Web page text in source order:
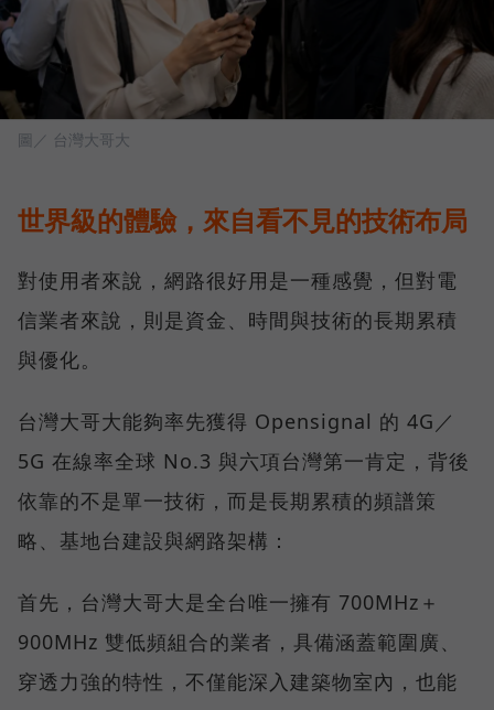
圖／ 台灣大哥大
世界級的體驗，來自看不見的技術布局
對使用者來說，網路很好用是一種感覺，但對電
信業者來說，則是資金、時間與技術的長期累積
與優化。
台灣大哥大能夠率先獲得 Opensignal 的 4G／
5G 在線率全球 No.3 與六項台灣第一肯定，背後
依靠的不是單一技術，而是長期累積的頻譜策
略、基地台建設與網路架構：
首先，台灣大哥大是全台唯一擁有 700MHz＋
900MHz 雙低頻組合的業者，具備涵蓋範圍廣、
穿透力強的特性，不僅能深入建築物室內，也能